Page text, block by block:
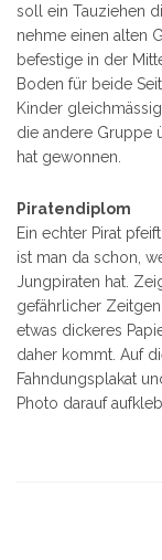
soll ein Tauziehen
nehme einen alten
befestige in der
Boden für beide
Kinder
die andere Gruppe
hat gewonnen.
Piratendiplom
Ein echter Pirat
ist man da schon,
Jungpiraten hat.
gefährlicher
etwas dickeres
daher kommt. Auf
Fahndungsplakat
Photo darauf